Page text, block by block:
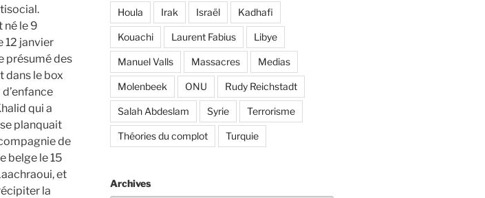
né le 9
12 janvier
présumé des
dans le box
qui a
planquait
de
belge le 15
et
la
Houla Irak Israël Kadhafi
Kouachi Laurent Fabius Libye
Manuel Valls Massacres Medias
Molenbeek ONU Rudy Reichstadt
Salah Abdeslam Syrie Terrorisme
Théories du complot Turquie
Archives